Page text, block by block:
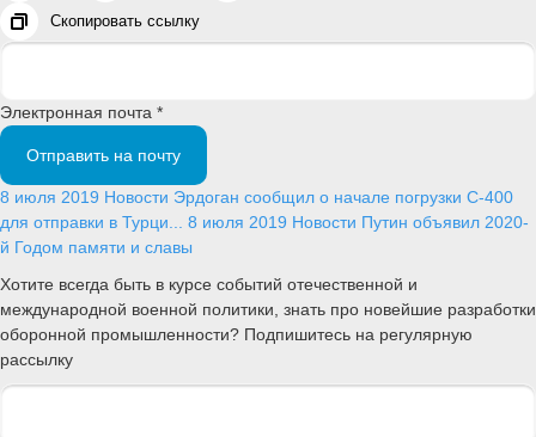
Скопировать ссылку
Электронная почта *
Отправить на почту
8 июля 2019 Новости Эрдоган сообщил о начале погрузки С-400
для отправки в Турци... 8 июля 2019 Новости Путин объявил 2020-
й Годом памяти и славы
Хотите всегда быть в курсе событий отечественной и
международной военной политики, знать про новейшие разработки
оборонной промышленности? Подпишитесь на регулярную
рассылку